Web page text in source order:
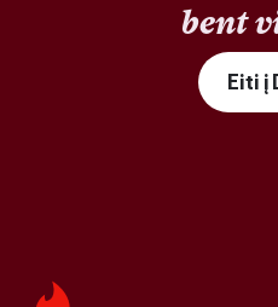
bent
Eiti į